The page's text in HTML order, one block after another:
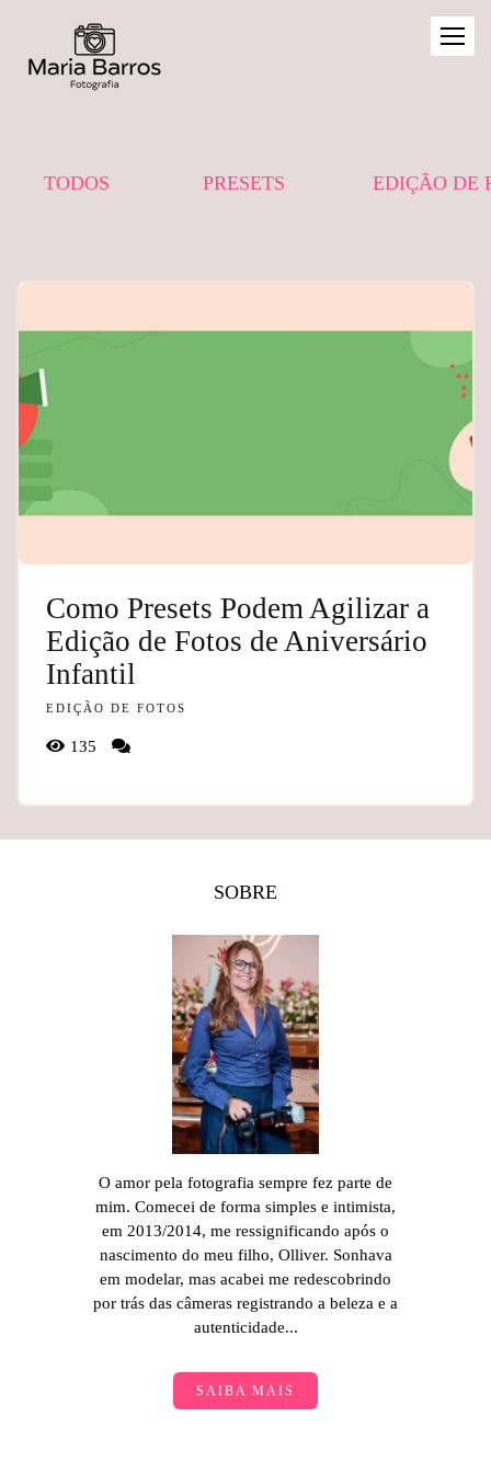
TODOS PRESETS EDIÇÃO DE
Como Presets Podem Agilizar a
Edição de Fotos de Aniversário
Infantil
EDIÇÃO DE FOTOS
135
SOBRE
O amor pela fotografia sempre fez parte de
mim. Comecei de forma simples e intimista,
em 2013/2014, me ressignificando após o
nascimento do meu filho, Olliver. Sonhava
em modelar, mas acabei me redescobrindo
por trás das câmeras registrando a beleza e a
autenticidade...
SAIBA MAIS